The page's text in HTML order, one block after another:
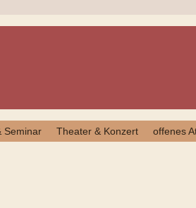
Seminar Theater & Konzert
offenes